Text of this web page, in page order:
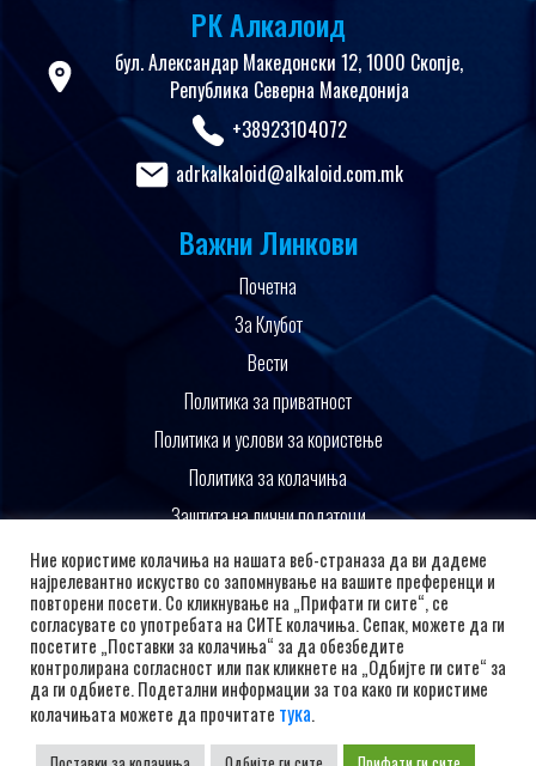
РК Алкалоид
бул. Александар Македонски 12, 1000 Скопје,
Република Северна Македонија
+38923104072
adrkalkaloid@alkaloid.com.mk
Важни Линкови
Почетна
За Клубот
Вести
Политика за приватност
Политика и услови за користење
Политика за колачиња
Заштита на лични податоци
Поддржано од
Ние користиме колачиња на нашата веб-страназа да ви дадеме
најрелевантно искуство со запомнување на вашите преференци и
повторени посети. Со кликнување на „Прифати ги сите“, се
согласувате со употребата на СИТЕ колачиња. Сепак, можете да ги
посетите „Поставки за колачиња“ за да обезбедите
контролирана согласност или пак кликнете на „Одбијте ги сите“ за
да ги одбиете. Подетални информации за тоа како ги користиме
колачињата можете да прочитате тука.